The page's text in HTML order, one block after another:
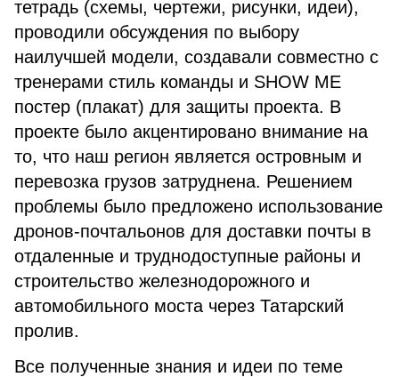
тетрадь (схемы, чертежи, рисунки, идеи),
проводили обсуждения по выбору
наилучшей модели, создавали совместно с
тренерами стиль команды и SHOW ME
постер (плакат) для защиты проекта. В
проекте было акцентировано внимание на
то, что наш регион является островным и
перевозка грузов затруднена. Решением
проблемы было предложено использование
дронов-почтальонов для доставки почты в
отдаленные и труднодоступные районы и
строительство железнодорожного и
автомобильного моста через Татарский
пролив.
Все полученные знания и идеи по теме